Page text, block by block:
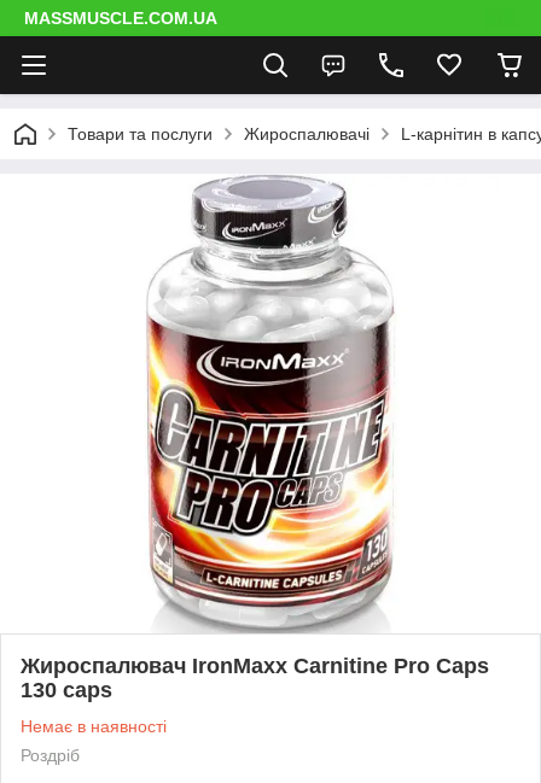
MASSMUSCLE.COM.UA
Товари та послуги Жироспалювачі L-карнітин в
Жироспалювач IronMaxx Carnitine Pro Сарѕ
130 caps
Немає в наявності
Роздріб